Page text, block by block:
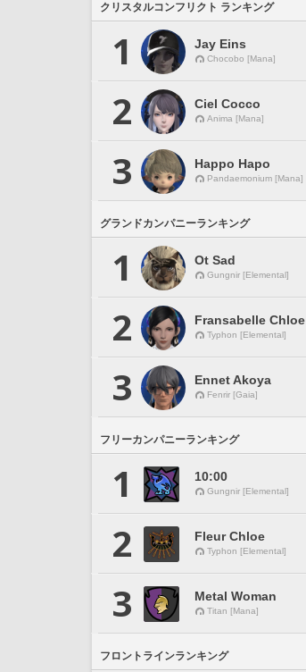
クリスタルコンフリクト ランキング
1 Jay Eins
Chocobo [Mana]
2 Ciel Cocco
Anima [Mana]
3 Happo Hapo
Pandaemonium [Mana]
グランドカンパニーランキング
1 Ot Sad
Gungnir [Elemental]
2 Fransabelle Chloe
Typhon [Elemental]
3 Ennet Akoya
Fenrir [Gaia]
フリーカンパニーランキング
1 10:00
Gungnir [Elemental]
2 Fleur Chloe
Typhon [Elemental]
3 Metal Woman
Titan [Mana]
フロントラインランキング